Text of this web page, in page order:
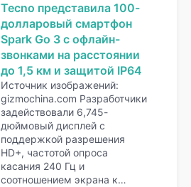
Tecno представила 100-
долларовый смартфон
Spark Go 3 с офлайн-
звонками на расстоянии
до 1,5 км и защитой IP64
Источник изображений:
gizmochina.com Разработчики
задействовали 6,745-
дюймовый дисплей с
поддержкой разрешения
HD+, частотой опроса
касания 240 Гц и
соотношением экрана к…